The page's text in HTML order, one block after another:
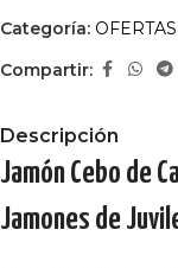
Categoría: OFERTAS
Compartir:
Descripción
Jamón Cebo de
Jamones de